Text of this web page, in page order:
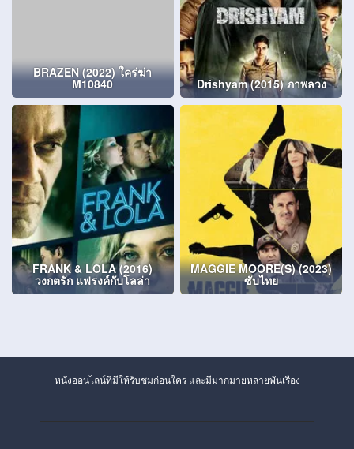
BRAZEN (2022) ใคร่ฆ่า
M10840 Drishyam (2015) ภาพลวง
FRANK & LOLA (2016)
วงกตรัก แฟรงค์กับโลล่า
MAGGIE MOORE(S) (2023)
ซับไทย
หนังออนไลน์ที่มีให้รับชมก่อนใคร และมีมากมายหลายพันเรื่อง